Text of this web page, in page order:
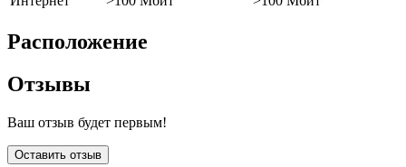
Расположение
Отзывы
Ваш отзыв будет первым!
Оставить отзыв